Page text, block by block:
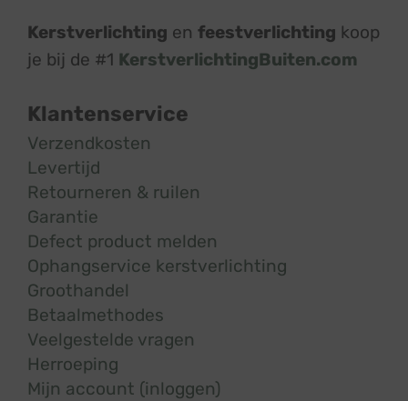
Kerstverlichting en feestverlichting koop
je bij de #1 KerstverlichtingBuiten.com
Klantenservice
Verzendkosten
Levertijd
Retourneren & ruilen
Garantie
Defect product melden
Ophangservice kerstverlichting
Groothandel
Betaalmethodes
Veelgestelde vragen
Herroeping
Mijn account (inloggen)